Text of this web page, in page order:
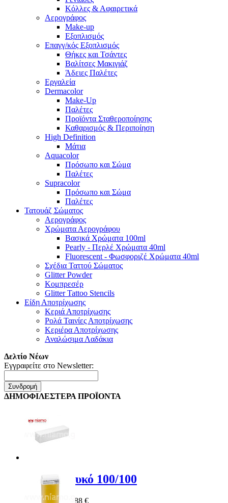
Κόλλες & Αφαιρετικά
Αερογράφος
Make-up
Εξοπλισμός
Επαγγ/κός Εξοπλισμός
Θήκες και Τσάντες
Βαλίτσες Μακιγιάζ
Άδειες Παλέτες
Εργαλεία
Dermacolor
Make-Up
Παλέτες
Προϊόντα Σταθεροποίησης
Καθαρισμός & Περιποίηση
High Definition
Μάτια
Aquacolor
Πρόσωπο και Σώμα
Παλέτες
Supracolor
Πρόσωπο και Σώμα
Παλέτες
Τατουάζ Σώματος
Αερογράφος
Χρώματα Αερογράφου
Βασικά Χρώματα 100ml
Pearly - Περλέ Χρώματα 40ml
Fluorescent - Φωσφοριζέ Χρώματα 40ml
Σχέδια Ταττού Σώματος
Glitter Powder
Κομπρεσέρ
Glitter Tattoo Stencils
Είδη Αποτρίχωσης
Κεριά Αποτρίχωσης
Ρολά Ταινίες Αποτρίχωσης
Κεριέρα Αποτρίχωσης
Αναλώσιμα Λαδάκια
Δελτίο Νέων
Εγγραφείτε στο Newsletter:
Συνδρομή
ΔΗΜΟΦΙΛΕΣΤΕΡΑ ΠΡΟΪΟΝΤΑ
Buffer Λευκό 100/100
Special Price
0,88 €